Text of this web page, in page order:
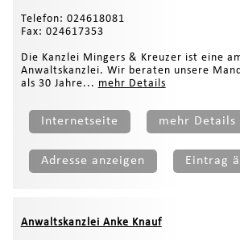
Telefon: 024618081
Fax: 024617353
Die Kanzlei Mingers & Kreuzer ist eine
Anwaltskanzlei. Wir beraten unsere
als 30 Jahre... mehr Details
Internetseite mehr Details
Adresse anzeigen Eintrag
Anwaltskanzlei Anke Knauf